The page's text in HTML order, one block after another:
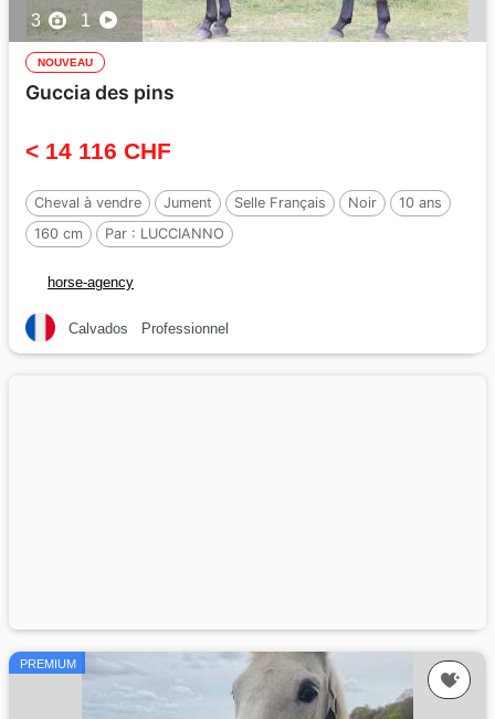
3 1
NOUVEAU
Guccia des pins
< 14 116 CHF
Cheval à vendre Jument Selle Français Noir
10 ans
160 cm
Par : LUCCIANNO
horse-agency
Calvados Professionnel
PREMIUM